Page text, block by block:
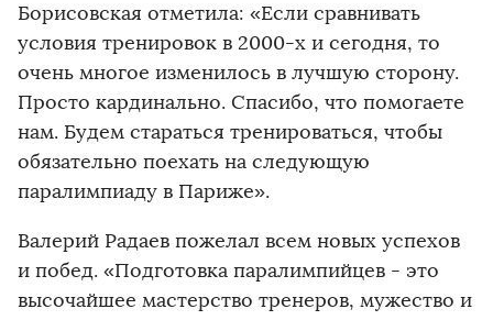
Борисовская отметила: «Если сравнивать
условия тренировок в 2000-х и сегодня, то
очень многое изменилось в лучшую сторону.
Просто кардинально. Спасибо, что помогаете
нам. Будем стараться тренироваться, чтобы
обязательно поехать на следующую
паралимпиаду в Париже».
Валерий Радаев пожелал всем новых успехов
и побед. «Подготовка паралимпийцев - это
высочайшее мастерство тренеров, мужество и